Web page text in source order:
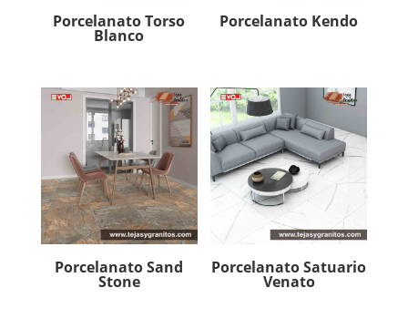
Porcelanato Torso
Blanco
Porcelanato Kendo
Porcelanato Sand
Stone
Porcelanato Satuario
Venato